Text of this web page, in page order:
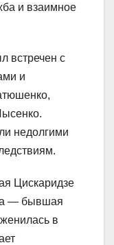
и взаимное
встречен с
и
недолгими
Цискаридзе
— бывшая
в